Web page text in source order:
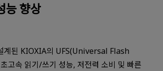
능 향상
계된 KIOXIA의 UFS(Universal Flash
고속 읽기/쓰기 성능, 저전력 소비 및 빠른